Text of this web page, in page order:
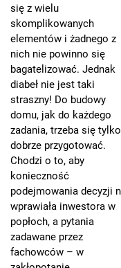
się z wielu
skomplikowanych
elementów i żadnego z
nich nie powinno się
bagatelizować. Jednak
diabeł nie jest taki
straszny! Do budowy
domu, jak do każdego
zadania, trzeba się tylko
dobrze przygotować.
Chodzi o to, aby
konieczność
podejmowania decyzji
wprawiała inwestora w
popłoch, a pytania
zadawane przez
fachowców – w